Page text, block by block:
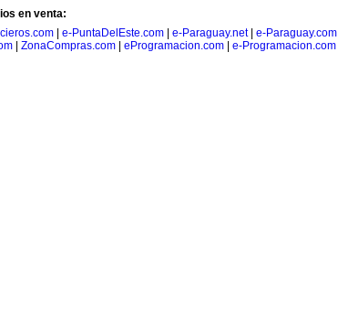
en venta:
e-PuntaDelEste.com e-Paraguay.net| e-Paraguay.com
ZonaCompras.com eProgramacion.com e-Programacion.com